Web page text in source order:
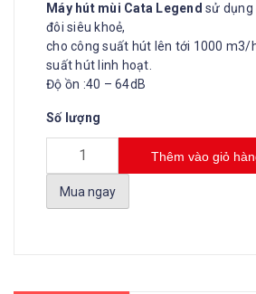
Máy hút mùi Cata Legend sử dụng
đôi siêu khoẻ,
cho công suất hút lên tới 1000 m3/
suất hút linh hoạt.
Độ ồn :40 – 64dB
Số lượng
Thêm vào giỏ
Mua ngay